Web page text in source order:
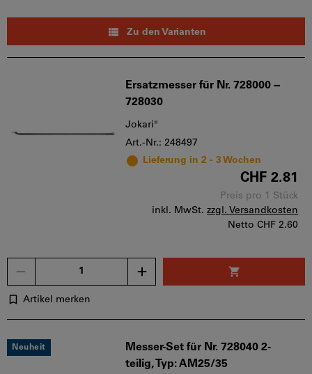
Zu den Varianten
Ersatzmesser für Nr. 728000 −
728030
Jokari®
Art.-Nr.: 248497
Lieferung in 2 - 3 Wochen
CHF 2.81
Preis pro 1 Stück
inkl. MwSt. zzgl. Versandkosten
Netto CHF 2.60
Artikel merken
Neuheit
Messer-Set für Nr. 728040 2-
teilig, Typ: AM25/35